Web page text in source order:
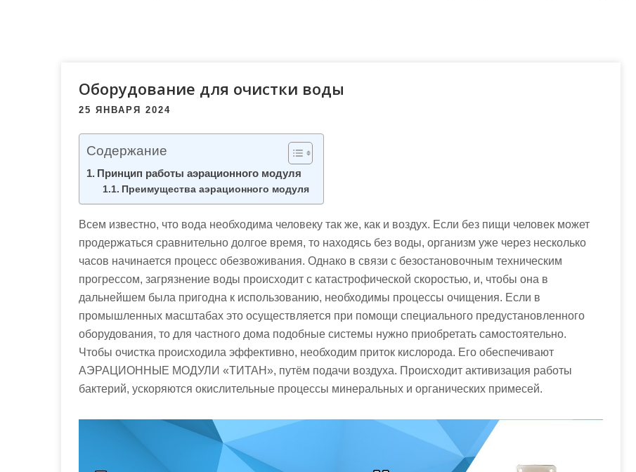
Оборудование для очистки воды
25 ЯНВАРЯ 2024
Содержание
Принцип работы аэрационного модуля
Преимущества аэрационного модуля
Всем известно, что вода необходима человеку так же, как и воздух. Если без пищи человек может
продержаться сравнительно долгое время, то находясь без воды, организм уже через несколько
часов начинается процесс обезвоживания. Однако в связи с безостановочным техническим
прогрессом, загрязнение воды происходит с катастрофической скоростью, и, чтобы она в
дальнейшем была пригодна к использованию, необходимы процессы очищения. Если в
промышленных масштабах это осуществляется при помощи специального предустановленного
оборудования, то для частного дома подобные системы нужно приобретать самостоятельно.
Чтобы очистка происходила эффективно, необходим приток кислорода. Его обеспечивают
АЭРАЦИОННЫЕ МОДУЛИ «ТИТАН», путём подачи воздуха. Происходит активизация работы
бактерий, ускоряются окислительные процессы минеральных и органических примесей.